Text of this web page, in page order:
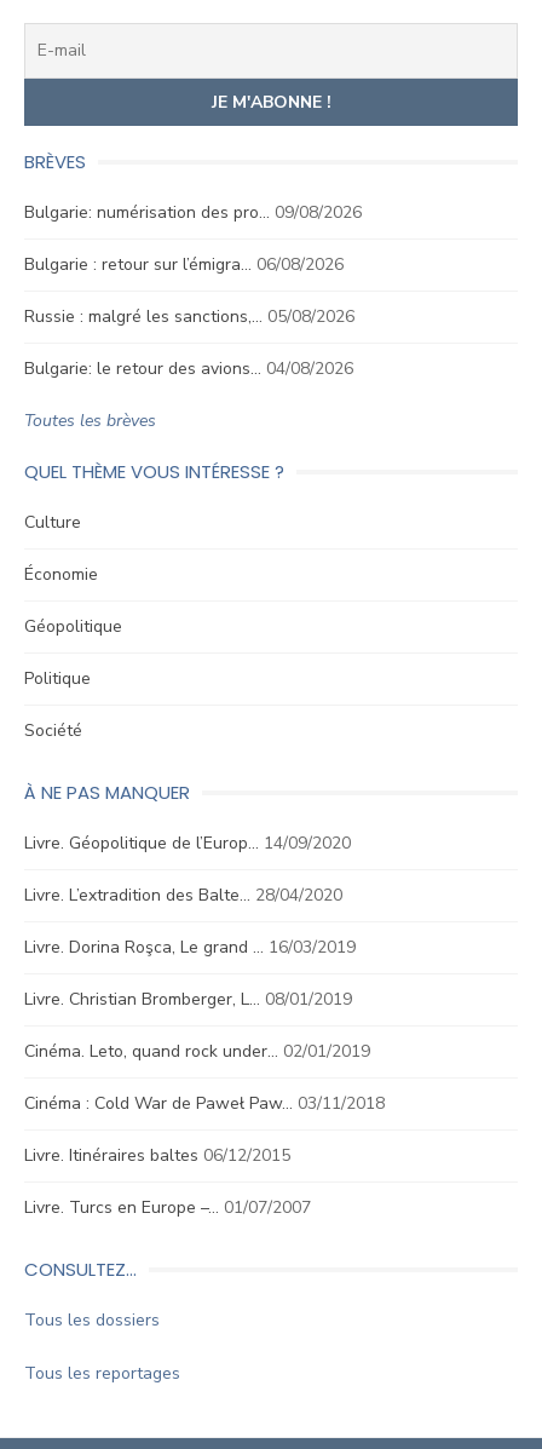
BRÈVES
Bulgarie: numérisation des pro… 09/08/2026
Bulgarie : retour sur l’émigra… 06/08/2026
Russie : malgré les sanctions,… 05/08/2026
Bulgarie: le retour des avions… 04/08/2026
Toutes les brèves
QUEL THÈME VOUS INTÉRESSE ?
Culture
Économie
Géopolitique
Politique
Société
À NE PAS MANQUER
Livre. Géopolitique de l’Europ… 14/09/2020
Livre. L’extradition des Balte… 28/04/2020
Livre. Dorina Roşca, Le grand … 16/03/2019
Livre. Christian Bromberger, L… 08/01/2019
Cinéma. Leto, quand rock under… 02/01/2019
Cinéma : Cold War de Paweł Paw… 03/11/2018
Livre. Itinéraires baltes 06/12/2015
Livre. Turcs en Europe –… 01/07/2007
CONSULTEZ…
Tous les dossiers
Tous les reportages